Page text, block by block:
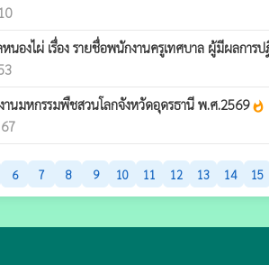
10
นองไผ่ เรื่อง รายชื่อพนักงานครูเทศบาล ผู้มีผลกา
านมหกรรมพืชสวนโลกจังหวัดอุดรธานี พ.ศ.2569whatshot
67
6 7 8 9 10 11 12 13 14 15